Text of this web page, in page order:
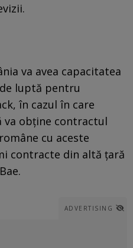
va avea capacitatea
luptă pentru
în cazul în care
va obține contractul
cu aceste
contracte din altă țară
ADVERTISING